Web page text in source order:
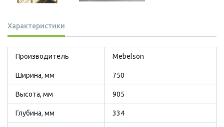
Характеристики
Производитель Mebelson
Ширина, мм 750
Высота, мм 905
Глубина, мм 334